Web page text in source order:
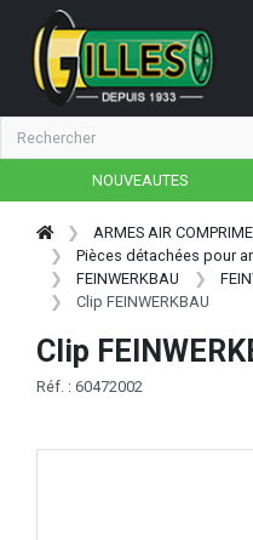
NOUVEAUTES
ARMES AIR COMPRIME
Pièces détachées pour
FEINWERKBAU
Clip FEINWERKBAU
Clip
Réf. : 60472002